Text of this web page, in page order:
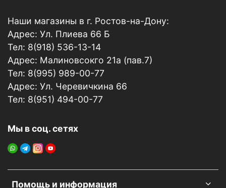
Помощь и информация
Наши магазины в г. Ростов-на-Дону:
Адрес: Ул. Плиева 66 Б
Тел: 8(918) 536-13-14
Адрес: Малиновсокго 21а (пав.7)
Тел: 8(995) 989-00-77
Адрес: Ул. Черевичкина 66
Тел: 8(951) 494-00-77
Мы в соц. сетях